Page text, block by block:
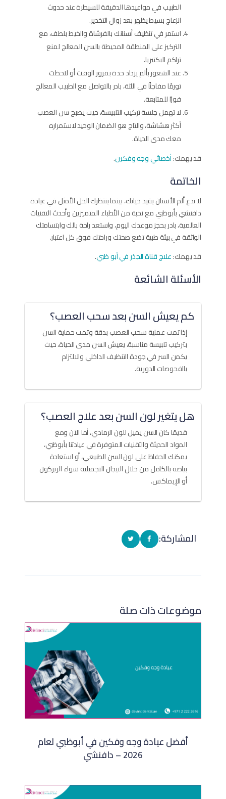
الطبيب في مواعيدها الدقيقة للسيطرة عند حدوث
انزعاج بسيط يظهر بعد زوال التخدير.
استمر في تنظيف أسنانك بالفرشاة والخيط بلطف، مع
التركيز على المنطقة المحيطة بالسن المعالج لمنع
تراكم البكتيريا.
عند الشعور بألم يزداد حدة بمرور الوقت أو لاحظت
تورمًا مفاجئًا في اللثة، بادر بالتواصل مع الطبيب المعالج
فورًا للمتابعة.
لا تهمل جلسة تركيب التلبيسة، حيث يصبح سن العصب
أكثر هشاشة، والتاج هو الضمان الوحيد لاستمراره
معك مدى الحياة.
قد يهمك:أخصائي وجه وفكين.
الخاتمة
لا تدع ألم الأسنان يقيد حياتك، بينما ينتظرك الحل الأمثل في عيادة
دافنشي بأبوظبي مع نخبة من الأطباء المتميزين وأحدث التقنيات
العالمية، بادر بحجز موعدك اليوم، واستعد راحة بالك وابتسامتك
الواثقة في بيئة طبية تضع صحتك وراحتك فوق كل اعتبار.
قد يهمك:علاج قناة الجذر في أبو ظبي.
الأسئلة الشائعة
كم يعيش السن بعد سحب العصب؟
إذا تمت عملية سحب العصب بدقة وتمت حماية السن
بتركيب تلبيسة مناسبة، يعيش السن مدى الحياة، حيث
يكمن السر في جودة التنظيف الداخلي والالتزام
بالفحوصات الدورية.
هل يتغير لون السن بعد علاج العصب؟
قديمًا كان السن يميل للون الرمادي، أما الآن ومع
المواد الحديثة والتقنيات المتوفرة في عيادتنا بأبوظبي،
يمكنك الحفاظ على لون السن الطبيعي، أو استعادة
بياضه بالكامل من خلال التيجان التجميلية سواء الزيركون
أو الإيماكس.
المشاركة:
موضوعات ذات صلة
أفضل عيادة وجه وفكين في أبوظبي لعام
2026 – دافنشي